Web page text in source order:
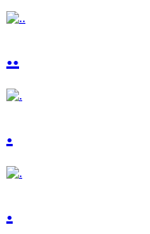
..
.
.